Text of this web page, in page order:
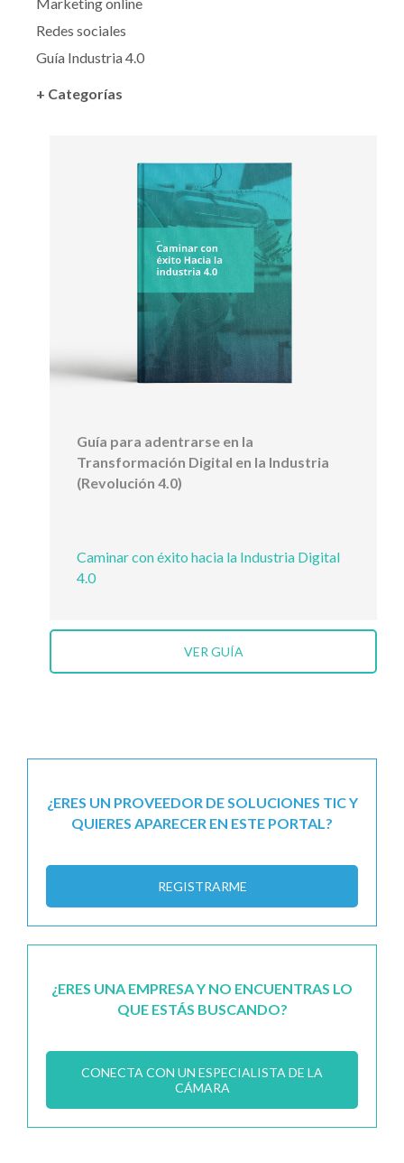
Redes sociales
Guía Industria 4.0
+ Categorías
Guía para adentrarse en la
Transformación Digital en la Industria
(Revolución 4.0)
Caminar con éxito hacia la Industria Digital
4.0
VER GUÍA
¿ERES UN PROVEEDOR DE SOLUCIONES TIC Y
QUIERES APARECER EN ESTE PORTAL?
REGISTRARME
¿ERES UNA EMPRESA Y NO ENCUENTRAS LO
QUE ESTÁS BUSCANDO?
CONECTA CON UN ESPECIALISTA DE LA
CÁMARA